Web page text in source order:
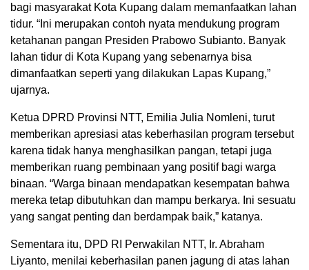
bagi masyarakat Kota Kupang dalam memanfaatkan lahan
tidur. “Ini merupakan contoh nyata mendukung program
ketahanan pangan Presiden Prabowo Subianto. Banyak
lahan tidur di Kota Kupang yang sebenarnya bisa
dimanfaatkan seperti yang dilakukan Lapas Kupang,”
ujarnya.
Ketua DPRD Provinsi NTT, Emilia Julia Nomleni, turut
memberikan apresiasi atas keberhasilan program tersebut
karena tidak hanya menghasilkan pangan, tetapi juga
memberikan ruang pembinaan yang positif bagi warga
binaan. “Warga binaan mendapatkan kesempatan bahwa
mereka tetap dibutuhkan dan mampu berkarya. Ini sesuatu
yang sangat penting dan berdampak baik,” katanya.
Sementara itu, DPD RI Perwakilan NTT, Ir. Abraham
Liyanto, menilai keberhasilan panen jagung di atas lahan